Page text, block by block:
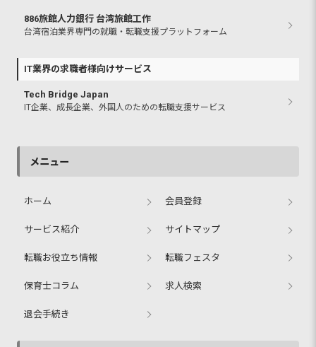
886旅館人力銀行 台湾旅館工作
台湾宿泊業界専門の就職・転職支援プラットフォーム
IT業界の求職者様向けサービス
Tech Bridge Japan
IT企業、成長企業、外国人のための転職支援サービス
メニュー
ホーム 会員登録
サービス紹介 サイトマップ
転職お役立ち情報 転職フェスタ
保育士コラム 求人検索
退会手続き